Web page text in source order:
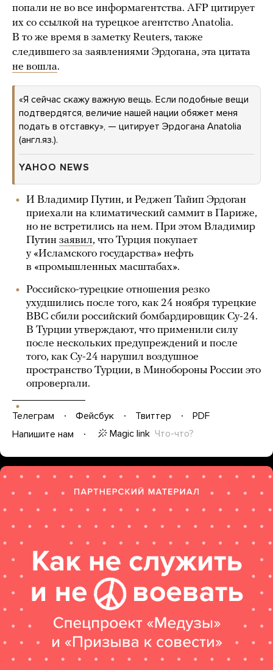
попали не во все информагентства. AFP цитирует
их со ссылкой на турецкое агентство Anatolia.
В то же время в заметку Reuters, также
следившего за заявлениями Эрдогана, эта цитата
не вошла.
«Я сейчас скажу важную вещь. Если подобные вещи
подтвердятся, величие нашей нации обяжет меня
подать в отставку», — цитирует Эрдогана Anatolia
(англ.яз.).
YAHOO NEWS
И Владимир Путин, и Реджеп Тайип Эрдоган
приехали на климатический саммит в Париже,
но не встретились на нем. При этом Владимир
Путин заявил, что Турция покупает
у «Исламского государства» нефть
в «промышленных масштабах».
Российско-турецкие отношения резко
ухудшились после того, как 24 ноября турецкие
ВВС сбили российский бомбардировщик Су-24.
В Турции утверждают, что применили силу
после нескольких предупреждений и после
того, как Су-24 нарушил воздушное
пространство Турции, в Минобороны России это
опровергали.
Телеграм Фейсбук Твиттер
PDF
Напишите нам
Magic link Что-что?